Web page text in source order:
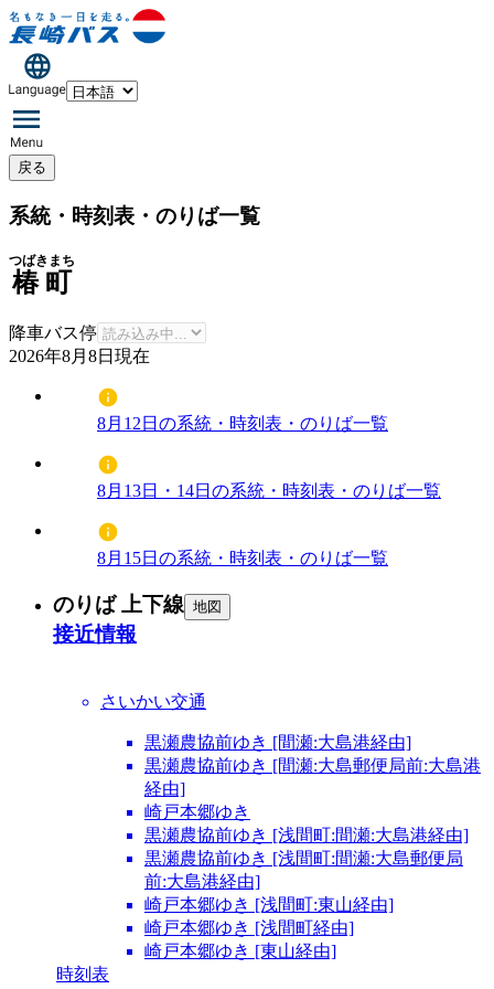
戻る
系統・時刻表・のりば一覧
椿町
つばきまち
降車バス停
2026年8月8日 現在
8月12日の系統・時刻表・のりば一覧
8月13日・14日の系統・時刻表・のりば一覧
8月15日の系統・時刻表・のりば一覧
のりば 上下線 地図
接近情報
さいかい交通
黒瀬農協前ゆき [間瀬:大島港経由]
黒瀬農協前ゆき [間瀬:大島郵便局前:大島港
経由]
崎戸本郷ゆき
黒瀬農協前ゆき [浅間町:間瀬:大島港経由]
黒瀬農協前ゆき [浅間町:間瀬:大島郵便局
前:大島港経由]
崎戸本郷ゆき [浅間町:東山経由]
崎戸本郷ゆき [浅間町経由]
崎戸本郷ゆき [東山経由]
時刻表